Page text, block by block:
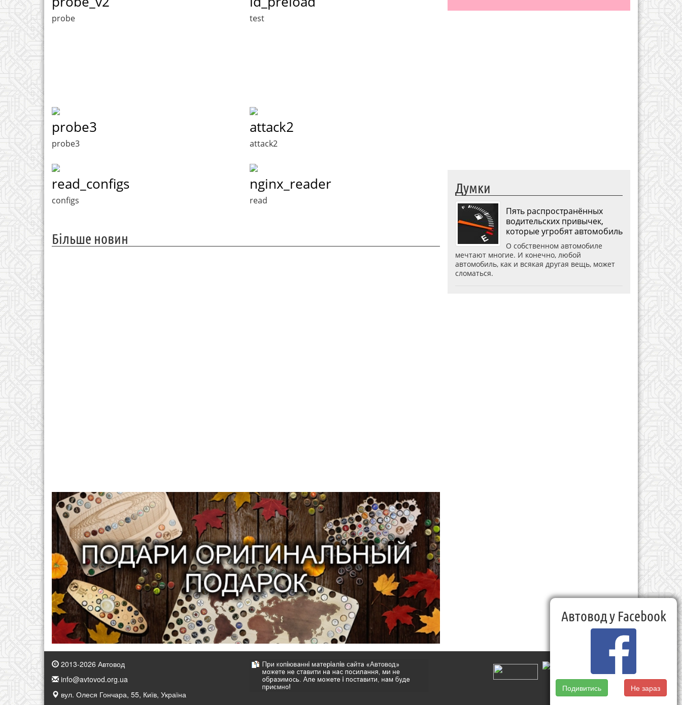
probe test
probe3
probe3
attack2
attack2
read_configs
configs
nginx_reader
read
Більше новин
Думки
Пять распространённых
водительских привычек,
которые угробят автомобиль
О собственном автомобиле
мечтают многие. И конечно, любой
автомобиль, как и всякая другая вещь, может
сломаться.
2013-2026 Автовод
info@avtovod.org.ua
вул. Олеся Гончара, 55, Київ, Україна
Автовод у Facebook
Подивитись Не зараз